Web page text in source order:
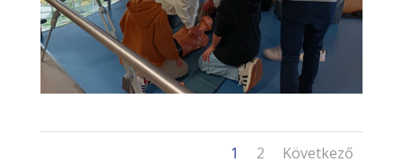
1 2 Következő